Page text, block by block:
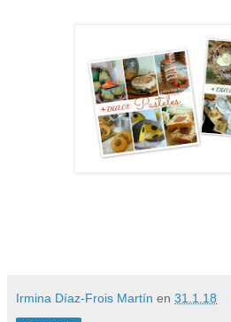
Irmina Díaz-Frois Martín en 31.1.18